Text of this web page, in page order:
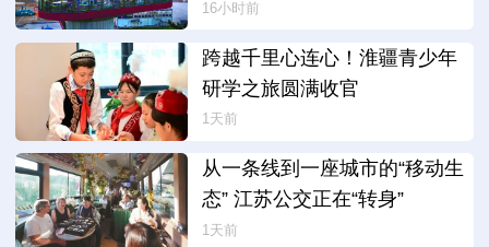
16小时前
跨越千里心连心！淮疆青少年
研学之旅圆满收官
1天前
从一条线到一座城市的“移动生
态” 江苏公交正在“转身”
1天前